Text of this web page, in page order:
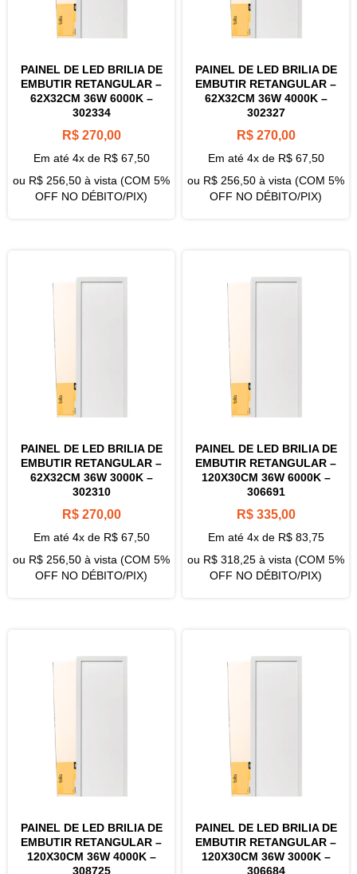
PAINEL DE LED BRILIA DE
EMBUTIR RETANGULAR –
62X32CM 36W 6000K –
302334
R$270,00
Em até 4x de R$67,50
ou R$ 256,50 à vista (COM 5%
OFF NO DÉBITO/PIX)
PAINEL DE LED BRILIA DE
EMBUTIR RETANGULAR –
62X32CM 36W 4000K –
302327
R$270,00
Em até 4x de R$67,50
ou R$ 256,50 à vista (COM 5%
OFF NO DÉBITO/PIX)
PAINEL DE LED BRILIA DE
EMBUTIR RETANGULAR –
62X32CM 36W 3000K –
302310
R$270,00
Em até 4x de R$67,50
ou R$ 256,50 à vista (COM 5%
OFF NO DÉBITO/PIX)
PAINEL DE LED BRILIA DE
EMBUTIR RETANGULAR –
120X30CM 36W 6000K –
306691
R$335,00
Em até 4x de R$83,75
ou R$ 318,25 à vista (COM 5%
OFF NO DÉBITO/PIX)
PAINEL DE LED BRILIA DE
EMBUTIR RETANGULAR –
120X30CM 36W 4000K –
308725
PAINEL DE LED BRILIA DE
EMBUTIR RETANGULAR –
120X30CM 36W 3000K –
306684